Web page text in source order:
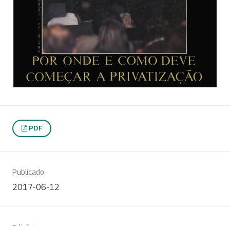
PDF
Publicado
2017-06-12